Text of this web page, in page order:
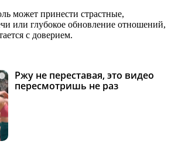
может принести страстные,
или глубокое обновление отношений,
с доверием.
i
Ржу не переставая, это видео
пересмотришь не раз